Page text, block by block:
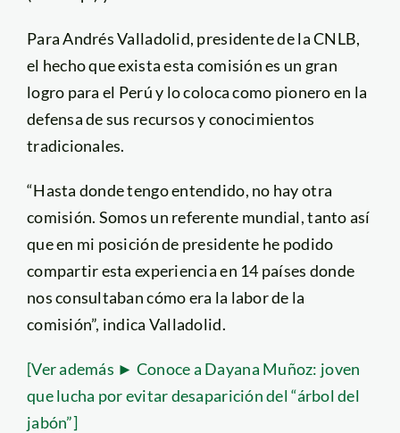
Para Andrés Valladolid, presidente de la CNLB,
el hecho que exista esta comisión es un gran
logro para el Perú y lo coloca como pionero en la
defensa de sus recursos y conocimientos
tradicionales.
“Hasta donde tengo entendido, no hay otra
comisión. Somos un referente mundial, tanto así
que en mi posición de presidente he podido
compartir esta experiencia en 14 países donde
nos consultaban cómo era la labor de la
comisión”, indica Valladolid.
[Ver además ► Conoce a Dayana Muñoz: joven
que lucha por evitar desaparición del “árbol del
jabón”]